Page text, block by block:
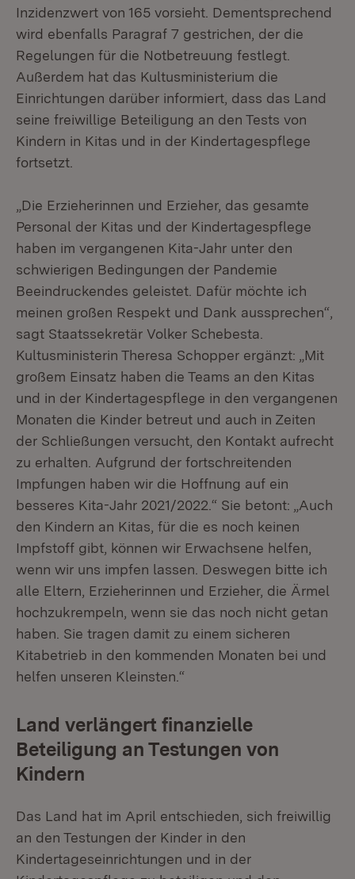
Inzidenzwert von 165 vorsieht. Dementsprechend
wird ebenfalls Paragraf 7 gestrichen, der die
Regelungen für die Notbetreuung festlegt.
Außerdem hat das Kultusministerium die
Einrichtungen darüber informiert, dass das Land
seine freiwillige Beteiligung an den Tests von
Kindern in Kitas und in der Kindertagespflege
fortsetzt.
„Die Erzieherinnen und Erzieher, das gesamte
Personal der Kitas und der Kindertagespflege
haben im vergangenen Kita-Jahr unter den
schwierigen Bedingungen der Pandemie
Beeindruckendes geleistet. Dafür möchte ich
meinen großen Respekt und Dank aussprechen“,
sagt Staatssekretär Volker Schebesta.
Kultusministerin Theresa Schopper ergänzt: „Mit
großem Einsatz haben die Teams an den Kitas
und in der Kindertagespflege in den vergangenen
Monaten die Kinder betreut und auch in Zeiten
der Schließungen versucht, den Kontakt aufrecht
zu erhalten. Aufgrund der fortschreitenden
Impfungen haben wir die Hoffnung auf ein
besseres Kita-Jahr 2021/2022.“ Sie betont: „Auch
den Kindern an Kitas, für die es noch keinen
Impfstoff gibt, können wir Erwachsene helfen,
wenn wir uns impfen lassen. Deswegen bitte ich
alle Eltern, Erzieherinnen und Erzieher, die Ärmel
hochzukrempeln, wenn sie das noch nicht getan
haben. Sie tragen damit zu einem sicheren
Kitabetrieb in den kommenden Monaten bei und
helfen unseren Kleinsten.“
Land verlängert finanzielle
Beteiligung an Testungen von
Kindern
Das Land hat im April entschieden, sich freiwillig
an den Testungen der Kinder in den
Kindertageseinrichtungen und in der